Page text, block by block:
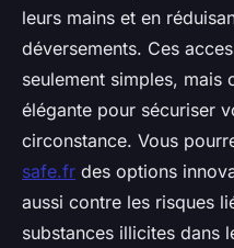
leurs mains et en
déversements. Ces
seulement simples, mais
élégante pour sécuriser
circonstance. Vous
safe.fr des options
aussi contre les risques
substances illicites dans